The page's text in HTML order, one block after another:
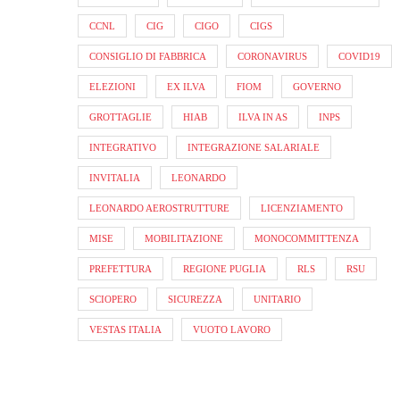
CCNL CIG CIGO CIGS
CONSIGLIO DI FABBRICA CORONAVIRUS COVID19
ELEZIONI EX ILVA FIOM GOVERNO
GROTTAGLIE HIAB ILVA IN AS INPS
INTEGRATIVO INTEGRAZIONE SALARIALE
INVITALIA LEONARDO
LEONARDO AEROSTRUTTURE LICENZIAMENTO
MISE MOBILITAZIONE MONOCOMMITTENZA
PREFETTURA REGIONE PUGLIA RLS RSU
SCIOPERO SICUREZZA UNITARIO
VESTAS ITALIA VUOTO LAVORO